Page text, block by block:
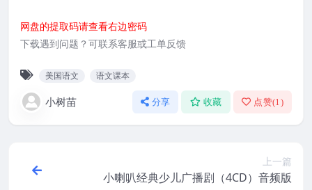
网盘的提取码请查看右边密码
下载遇到问题？可联系客服或工单反馈
美国语文 语文课本
小树苗 分享 收藏 点赞(1 )
上一篇
小喇叭经典少儿广播剧（4CD）音频版